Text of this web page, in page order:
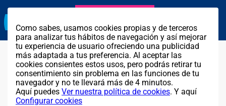
911 319 902
Como sabes, usamos cookies propias y de terceros
para analizar tus hábitos de navegación y así mejorar
tu experiencia de usuario ofreciendo una publicidad
más adaptada a tus preferencia. Al aceptar las
cookies consientes estos usos, pero podrás retirar tu
consentimiento sin problema en las funciones de tu
navegador y no te llevará más de 4 minutos.
Aquí puedes Ver nuestra política de cookies. Y aquí
Configurar cookies